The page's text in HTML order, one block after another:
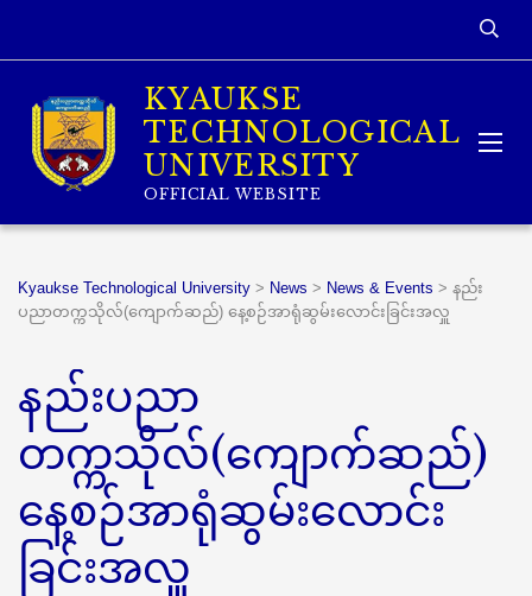
KYAUKSE
TECHNOLOGICAL
UNIVERSITY
OFFICIAL WEBSITE
Kyaukse Technological University > News > News & Events > နည်း
ပညာတက္ကသိုလ်(ကျောက်ဆည်) နေ့စဉ်အာရုံဆွမ်းလောင်းခြင်းအလှူ
နည်းပညာ
တက္ကသိုလ်(ကျောက်ဆည်)
နေ့စဉ်အာရုံဆွမ်းလောင်း
ခြင်းအလှူ